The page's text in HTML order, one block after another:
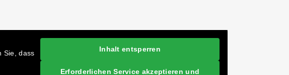
Sie, dass
Inhalt entsperren
Erforderlichen Service akzeptieren und